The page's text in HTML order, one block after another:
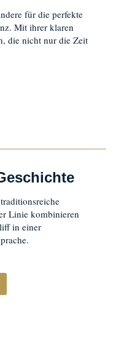
für die perfekte
Mit ihrer klaren
die nicht nur die Zeit
Linie kombinieren
in einer